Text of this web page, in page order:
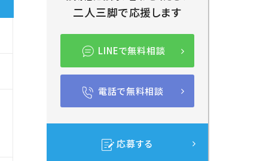
二人三脚で応援します
LINEで無料相談
電話で無料相談
応募する